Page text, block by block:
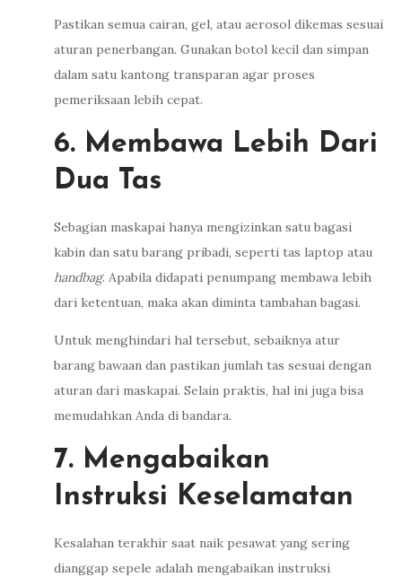
Pastikan semua cairan, gel, atau aerosol dikemas sesuai
aturan penerbangan. Gunakan botol kecil dan simpan
dalam satu kantong transparan agar proses
pemeriksaan lebih cepat.
6. Membawa Lebih Dari
Dua Tas
Sebagian maskapai hanya mengizinkan satu bagasi
kabin dan satu barang pribadi, seperti tas laptop atau
handbag. Apabila didapati penumpang membawa lebih
dari ketentuan, maka akan diminta tambahan bagasi.
Untuk menghindari hal tersebut, sebaiknya atur
barang bawaan dan pastikan jumlah tas sesuai dengan
aturan dari maskapai. Selain praktis, hal ini juga bisa
memudahkan Anda di bandara.
7. Mengabaikan
Instruksi Keselamatan
Kesalahan terakhir saat naik pesawat yang sering
dianggap sepele adalah mengabaikan instruksi